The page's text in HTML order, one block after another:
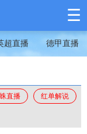
☰
超直播 德甲直播
直播 红单解说